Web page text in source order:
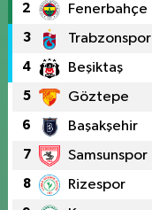
2 Fenerbahçe
3 Trabzonspor
4 Beşiktaş
5 Göztepe
6 Başakşehir
7 Samsunspor
8 Rizespor